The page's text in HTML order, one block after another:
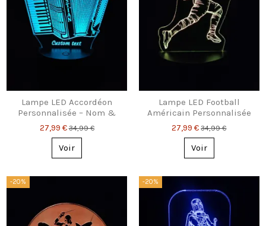
Lampe LED Accordéon
Personnalisée – Nom &
Texte Gravés
27,99 €34,99 €
Voir
Lampe LED Football
Américain Personnalisée
– Nom & Numéro
27,99 €34,99 €
Voir
-20% -20%